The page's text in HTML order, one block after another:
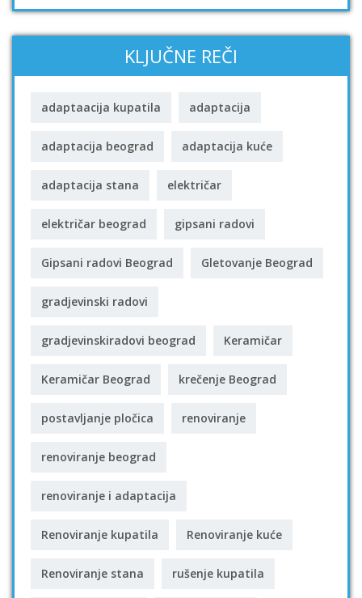
KLJUČNE REČI
adaptaacija kupatila adaptacija
adaptacija beograd adaptacija kuće
adaptacija stana električar
električar beograd gipsani radovi
Gipsani radovi Beograd Gletovanje Beograd
gradjevinski radovi
gradjevinskiradovi beograd Keramičar
Keramičar Beograd krečenje Beograd
postavljanje pločica renoviranje
renoviranje beograd
renoviranje i adaptacija
Renoviranje kupatila Renoviranje kuće
Renoviranje stana rušenje kupatila